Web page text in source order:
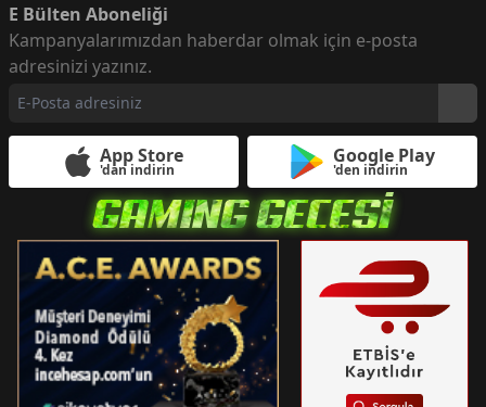
E Bülten Aboneliği
Kampanyalarımızdan haberdar olmak için e-posta
adresinizi yazınız.
App Store
'dan indirin
Google Play
'den indirin